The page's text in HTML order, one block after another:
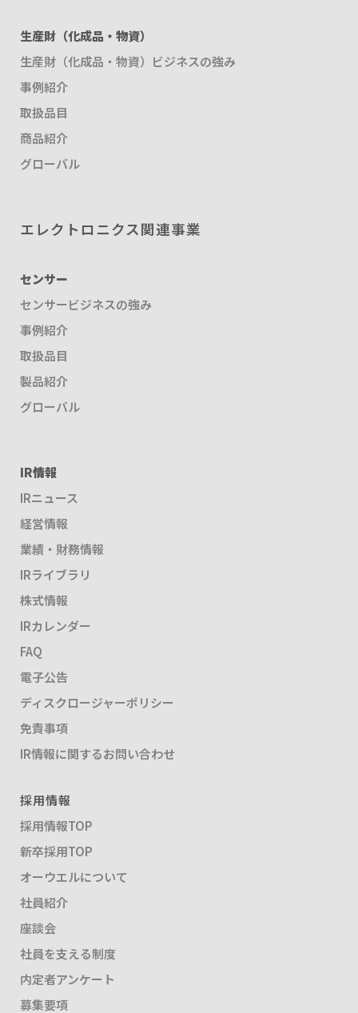
生産財（化成品・物資）
生産財（化成品・物資）ビジネスの強み
事例紹介
取扱品目
商品紹介
グローバル
エレクトロニクス関連事業
センサー
センサービジネスの強み
事例紹介
取扱品目
製品紹介
グローバル
IR情報
IRニュース
経営情報
業績・財務情報
IRライブラリ
株式情報
IRカレンダー
FAQ
電子公告
ディスクロージャーポリシー
免責事項
IR情報に関するお問い合わせ
採用情報
採用情報TOP
新卒採用TOP
オーウエルについて
社員紹介
座談会
社員を支える制度
内定者アンケート
募集要項